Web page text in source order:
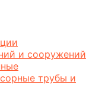
и сооружений
трубы и